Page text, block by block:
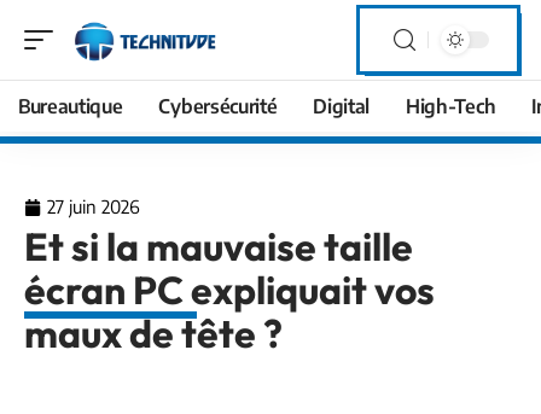
Bureautique Cybersécurité Digital High-Tech
27 juin 2026
Et si la mauvaise taille
écran PC expliquait vos
maux de tête ?